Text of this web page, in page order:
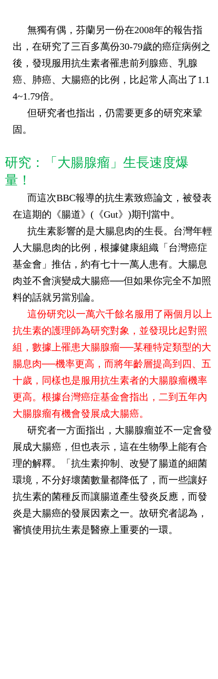
無獨有偶，芬蘭另一份在2008年的報告指
出，在研究了三百多萬份30-79歲的癌症病例之
後，發現服用抗生素者罹患前列腺癌、乳腺
癌、肺癌、大腸癌的比例，比起常人高出了1.1
4~1.79倍。
但研究者也指出，仍需要更多的研究來鞏
固。
研究：「大腸腺瘤」生長速度爆
量！
而這次BBC報導的抗生素致癌論文，被發表
在這期的《腸道》 ( 《Gut》 )期刊當中。
抗生素影響的是大腸息肉的生長。台灣年輕
人大腸息肉的比例，根據健康組織「台灣癌症
基金會」推估，約有七十一萬人患有。大腸息
肉並不會演變成大腸癌──但如果你完全不加照
料的話就另當別論。
這份研究以一萬六千餘名服用了兩個月以上
抗生素的護理師為研究對象，並發現比起對照
組，數據上罹患大腸腺瘤──某種特定類型的大
腸息肉──機率更高，而將年齡層提高到四、五
十歲，同樣也是服用抗生素者的大腸腺瘤機率
更高。根據台灣癌症基金會指出，二到五年內
大腸腺瘤有機會發展成大腸癌。
研究者一方面指出，大腸腺瘤並不一定會發
展成大腸癌，但也表示，這在生物學上能有合
理的解釋。「抗生素抑制、改變了腸道的細菌
環境，不分好壞菌數量都降低了，而一些讓好
抗生素的菌種反而讓腸道產生發炎反應，而發
炎是大腸癌的發展因素之一。故研究者認為，
審慎使用抗生素是醫療上重要的一環。